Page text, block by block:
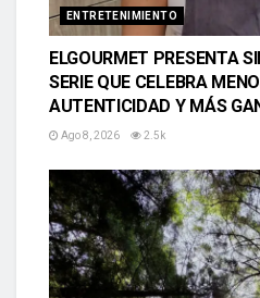
ENTRETENIMIENTO
ELGOURMET PRESENTA
SERIE QUE CELEBRA
AUTENTICIDAD Y MÁS
Ago 8, 2026 2.5k